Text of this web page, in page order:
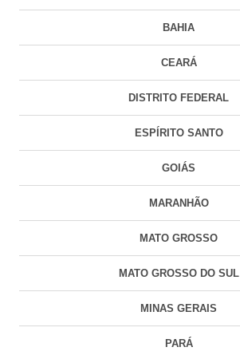
BAHIA
CEARÁ
DISTRITO FEDERAL
ESPÍRITO SANTO
GOIÁS
MARANHÃO
MATO GROSSO
MATO GROSSO DO SUL
MINAS GERAIS
PARÁ